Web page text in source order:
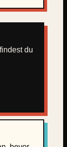
du